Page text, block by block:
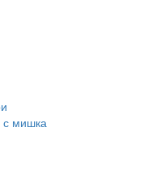
с мишка